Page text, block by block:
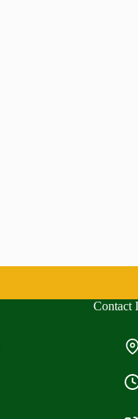
Contact